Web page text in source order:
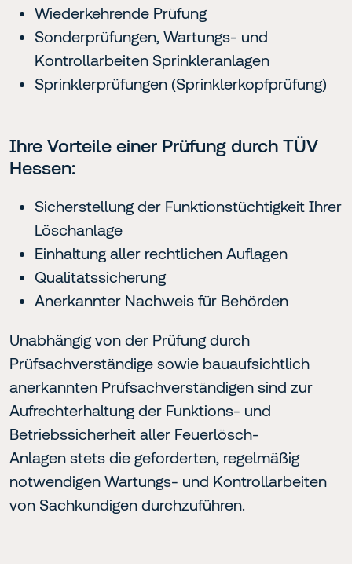
Wiederkehrende Prüfung
Sonderprüfungen, Wartungs- und
Kontrollarbeiten Sprinkleranlagen
Sprinklerprüfungen (Sprinklerkopfprüfung)
Ihre Vorteile einer Prüfung durch TÜV
Hessen:
Sicherstellung der Funktionstüchtigkeit Ihrer
Löschanlage
Einhaltung aller rechtlichen Auflagen
Qualitätssicherung
Anerkannter Nachweis für Behörden
Unabhängig von der Prüfung durch
Prüfsachverständige sowie bauaufsichtlich
anerkannten Prüfsachverständigen sind zur
Aufrechterhaltung der Funktions- und
Betriebssicherheit aller Feuerlösch-
Anlagen stets die geforderten, regelmäßig
notwendigen Wartungs- und Kontrollarbeiten
von Sachkundigen durchzuführen.